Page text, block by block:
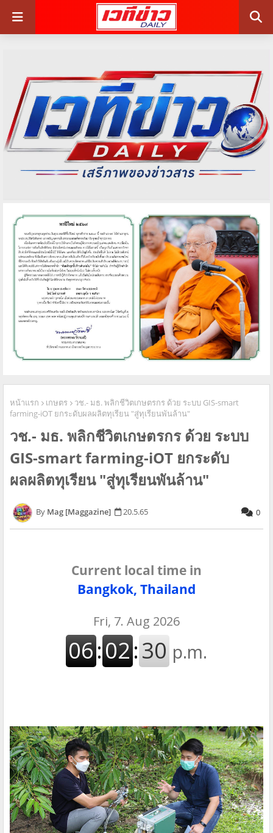
หน้าแรก เกษตร
วช.- มธ. พลิกชีวิตเกษตรกร​ ด้วย​ ระบบ GIS-smart
farming-iOT ยกระดับ​ผลผลิต​ทุเรียน​ "สู่ทุเรียนพันล้าน"
วช.- มธ. พลิกชีวิตเกษตรกร​ ด้วย​ ระบบ
GIS-smart farming-iOT ยกระดับ​
ผลผลิต​ทุเรียน​ "สู่ทุเรียนพันล้าน"
Mag [Maggazine] 20.5.65 0
Current local time in
Bangkok, Thailand